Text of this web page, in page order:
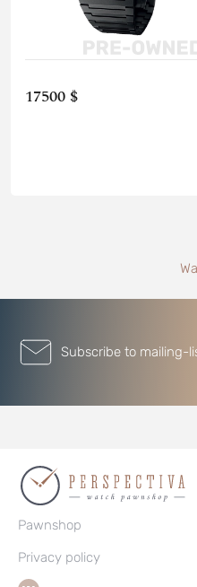
17500 $
Subscribe to mailing-
Pawnshop
Privacy policy